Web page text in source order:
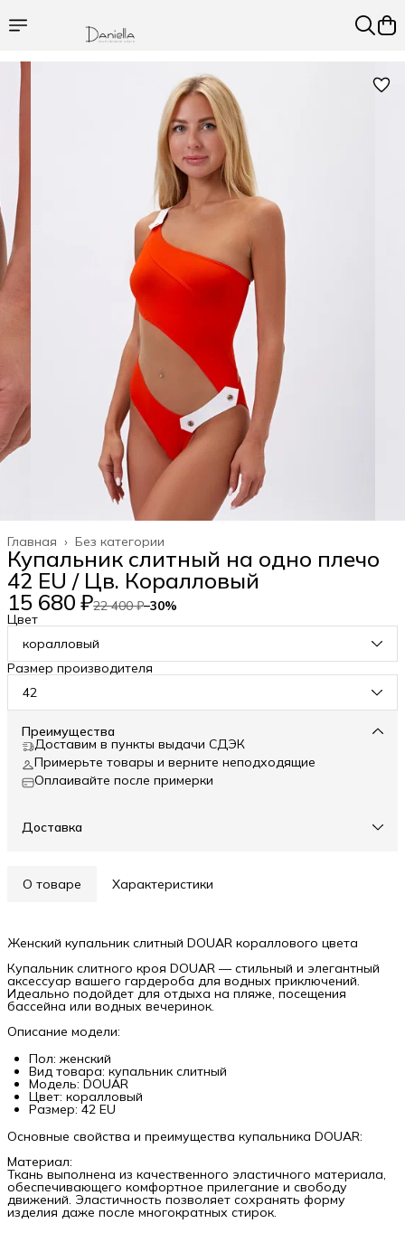
Без категории
Главная ›
Купальник слитный на одно плечо
42 EU / Цв. Коралловый
15 680 ₽22 400 ₽−30%
Цвет
коралловый
Размер производителя
42
Преимущества
Доставим в пункты выдачи СДЭК
Примерьте товары и верните неподходящие
Оплаивайте после примерки
Доставка
О товаре Характеристики
Женский купальник слитный DOUAR кораллового цвета
Купальник слитного кроя DOUAR — стильный и элегантный
аксессуар вашего гардероба для водных приключений.
Идеально подойдет для отдыха на пляже, посещения
бассейна или водных вечеринок.
Описание модели:
Пол: женский
Вид товара: купальник слитный
Модель: DOUAR
Цвет: коралловый
Размер: 42 EU
Основные свойства и преимущества купальника DOUAR:
Материал:
Ткань выполнена из качественного эластичного материала,
обеспечивающего комфортное прилегание и свободу
движений. Эластичность позволяет сохранять форму
изделия даже после многократных стирок.